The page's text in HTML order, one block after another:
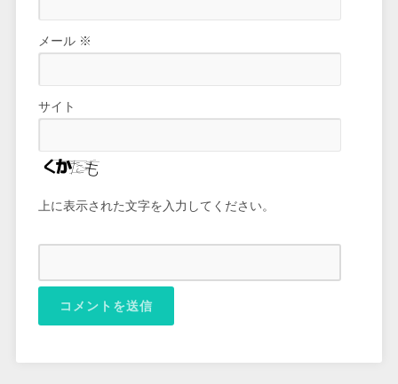
メール ※
サイト
上に表示された文字を入力してください。